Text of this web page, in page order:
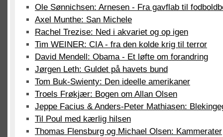
Ole Sønnichsen: Arnesen - Fra gavflab til
Axel Munthe: San Michele
Rachel Trezise: Ned i akvariet og op igen
Tim WEINER: CIA - fra den kolde krig til terror
David Mendell: Obama - Et løfte om forandring
Jørgen Leth: Guldet på havets bund
Tom Buk-Swienty: Den ideelle amerikaner
Troels Frøkjær: Bogen om Allan Olsen
Jeppe Facius & Anders-Peter Mathiasen:
Til Poul med kærlig hilsen
Thomas Flensburg og Michael Olsen: Kammerater